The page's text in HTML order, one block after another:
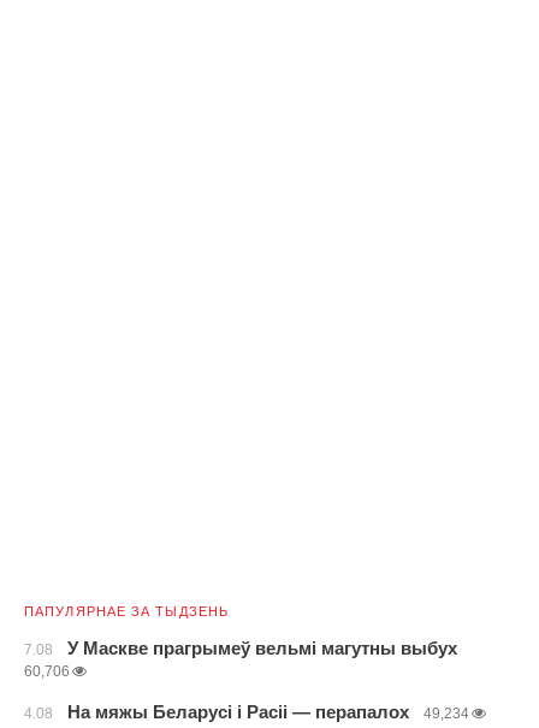
ПАПУЛЯРНАЕ ЗА ТЫДЗЕНЬ
7.08 У Маскве прагрымеў вельмі магутны выбух
60,706
4.08 На мяжы Беларусі і Расіі — перапалох 49,234